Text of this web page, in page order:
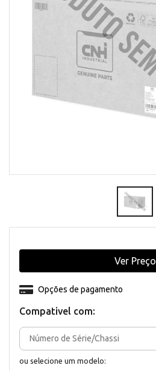
Compativel com:
ou selecione um modelo:
Opções de pagamento
Ver Preço